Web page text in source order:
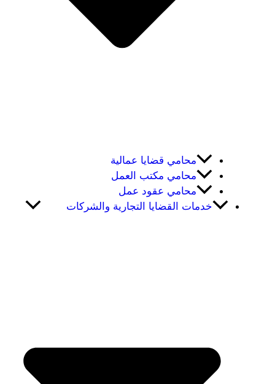
محامي قضايا عمالية
محامي مكتب العمل
محامي عقود عمل
خدمات القضايا التجارية والشركات